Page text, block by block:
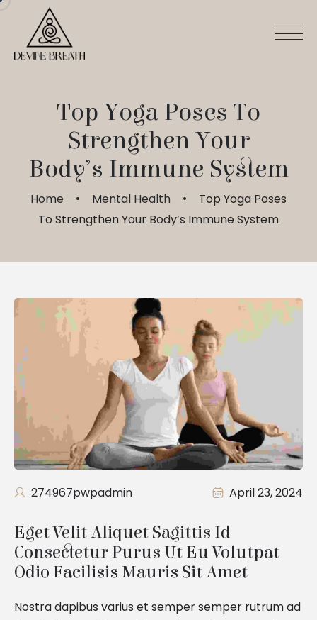
Top Yoga Poses To
Strengthen Your
Body’s Immune System
Home Mental Health
Top Yoga Poses
To Strengthen Your Body’s Immune System
274967pwpadmin April 23, 2024
Eget Velit Aliquet Sagittis Id
Consectetur Purus Ut Eu Volutpat
Odio Facilisis Mauris Sit Amet
Nostra dapibus varius et semper semper rutrum ad